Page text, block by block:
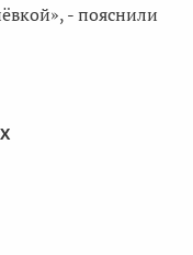
- пояснили